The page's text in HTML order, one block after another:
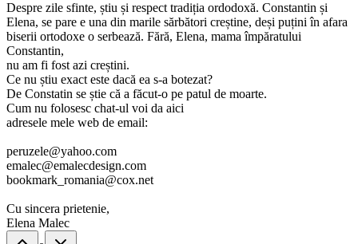
Despre zile sfinte, știu și respect tradiția ordodoxă. Constantin și
Elena, se pare e una din marile sărbători creștine, deși puțini în afara
biserii ortodoxe o serbează. Fără, Elena, mama împăratului
Constantin,
nu am fi fost azi creștini.
Ce nu știu exact este dacă ea s-a botezat?
De Constatin se știe că a făcut-o pe patul de moarte.
Cum nu folosesc chat-ul voi da aici
adresele mele web de email:
peruzele@yahoo.com
emalec@emalecdesign.com
bookmark_romania@cox.net
Cu sincera prietenie,
Elena Malec